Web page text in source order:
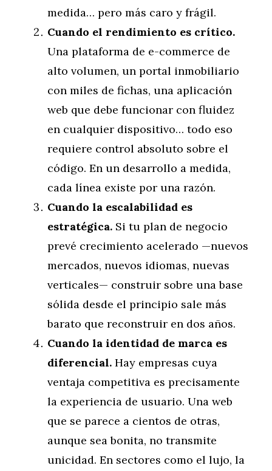
medida… pero más caro y frágil.
Cuando el rendimiento es crítico.
Una plataforma de e-commerce de
alto volumen, un portal inmobiliario
con miles de fichas, una aplicación
web que debe funcionar con fluidez
en cualquier dispositivo… todo eso
requiere control absoluto sobre el
código. En un desarrollo a medida,
cada línea existe por una razón.
Cuando la escalabilidad es
estratégica. Si tu plan de negocio
prevé crecimiento acelerado —nuevos
mercados, nuevos idiomas, nuevas
verticales— construir sobre una base
sólida desde el principio sale más
barato que reconstruir en dos años.
Cuando la identidad de marca es
diferencial. Hay empresas cuya
ventaja competitiva es precisamente
la experiencia de usuario. Una web
que se parece a cientos de otras,
aunque sea bonita, no transmite
unicidad. En sectores como el lujo, la